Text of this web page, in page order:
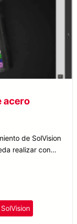
acero
de SolVision
realizar con
vean los números
de la luz.
SolVision